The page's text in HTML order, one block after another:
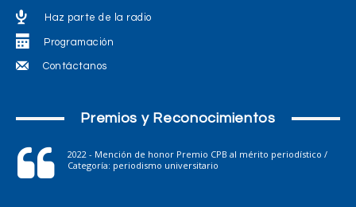
Haz parte de la radio
Programación
Contáctanos
Premios y Reconocimientos
2022 - Mención de honor Premio CPB al mérito periodístico /
Categoría: periodismo universitario